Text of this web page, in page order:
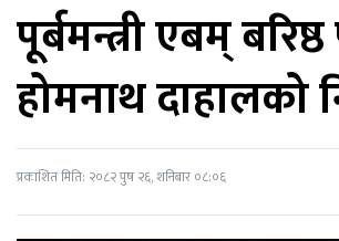
पूर्बमन्त्री एबम्
होमनाथ दाहालको
प्रकाशित मिति: २०८२ पुष २६, शनिबार ०८:०६